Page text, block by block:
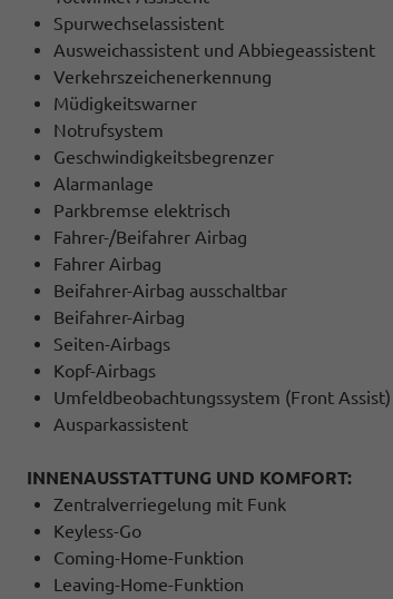
Spurwechselassistent
Ausweichassistent und Abbiegeassistent
Verkehrszeichenerkennung
Müdigkeitswarner
Notrufsystem
Geschwindigkeitsbegrenzer
Alarmanlage
Parkbremse elektrisch
Fahrer-/Beifahrer Airbag
Fahrer Airbag
Beifahrer-Airbag ausschaltbar
Beifahrer-Airbag
Seiten-Airbags
Kopf-Airbags
Umfeldbeobachtungssystem (Front Assist)
Ausparkassistent
INNENAUSSTATTUNG UND KOMFORT:
Zentralverriegelung mit Funk
Keyless-Go
Coming-Home-Funktion
Leaving-Home-Funktion